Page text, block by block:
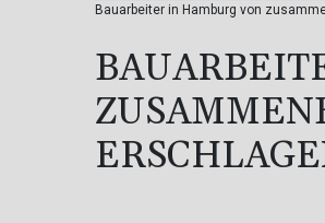
Bauarbeiter in Hamburg von